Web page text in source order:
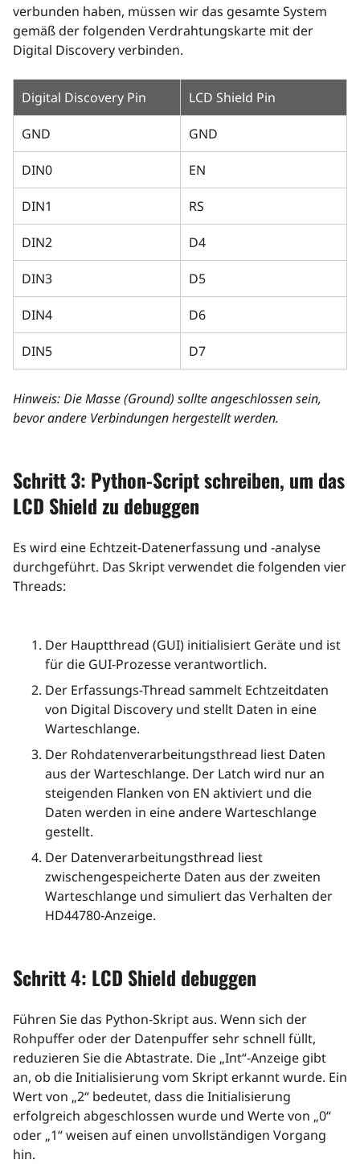
verbunden haben, müssen wir das gesamte System
gemäß der folgenden Verdrahtungskarte mit der
Digital Discovery verbinden.
Digital Discovery Pin LCD Shield Pin
GND GND
DIN0 EN
DIN1 RS
DIN2 D4
DIN3 D5
DIN4 D6
DIN5 D7
Hinweis: Die Masse (Ground) sollte angeschlossen sein,
bevor andere Verbindungen hergestellt werden.
Schritt 3: Python-Script schreiben, um das
LCD Shield zu debuggen
Es wird eine Echtzeit-Datenerfassung und -analyse
durchgeführt. Das Skript verwendet die folgenden vier
Threads:
Der Hauptthread (GUI) initialisiert Geräte und ist
für die GUI-Prozesse verantwortlich.
Der Erfassungs-Thread sammelt Echtzeitdaten
von Digital Discovery und stellt Daten in eine
Warteschlange.
Der Rohdatenverarbeitungsthread liest Daten
aus der Warteschlange. Der Latch wird nur an
steigenden Flanken von EN aktiviert und die
Daten werden in eine andere Warteschlange
gestellt.
Der Datenverarbeitungsthread liest
zwischengespeicherte Daten aus der zweiten
Warteschlange und simuliert das Verhalten der
HD44780-Anzeige.
Schritt 4: LCD Shield debuggen
Führen Sie das Python-Skript aus. Wenn sich der
Rohpuffer oder der Datenpuffer sehr schnell füllt,
reduzieren Sie die Abtastrate. Die „Int“-Anzeige gibt
an, ob die Initialisierung vom Skript erkannt wurde. Ein
Wert von „2“ bedeutet, dass die Initialisierung
erfolgreich abgeschlossen wurde und Werte von „0“
oder „1“ weisen auf einen unvollständigen Vorgang
hin.